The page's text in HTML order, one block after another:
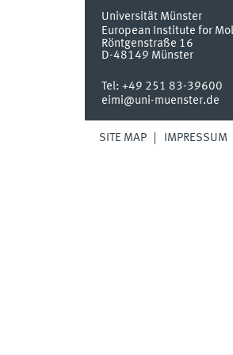
Universität Münster
European Institute for
Röntgenstraße 16
D-48149 Münster
Tel: +49 251 83-39600
eimi@uni-muenster.de
SITE MAP IMPRESSUM